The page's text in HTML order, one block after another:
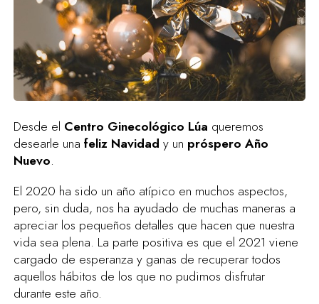
Desde el Centro Ginecológico Lúa queremos
desearle una feliz Navidad y un próspero Año
Nuevo.
El 2020 ha sido un año atípico en muchos aspectos,
pero, sin duda, nos ha ayudado de muchas maneras a
apreciar los pequeños detalles que hacen que nuestra
vida sea plena. La parte positiva es que el 2021 viene
cargado de esperanza y ganas de recuperar todos
aquellos hábitos de los que no pudimos disfrutar
durante este año.